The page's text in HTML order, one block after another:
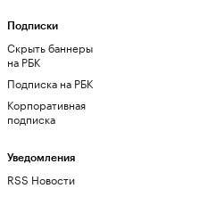
Подписки
Скрыть баннеры
на РБК
Подписка на РБК
Корпоративная
подписка
Уведомления
RSS Новости